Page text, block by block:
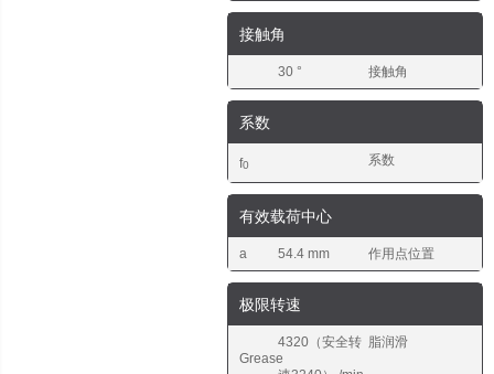
接触角
30 ° 接触角
系数
f0 系数
有效载荷中心
a 54.4 mm 作用点位置
极限转速
Grease
4320（安全转 脂润滑